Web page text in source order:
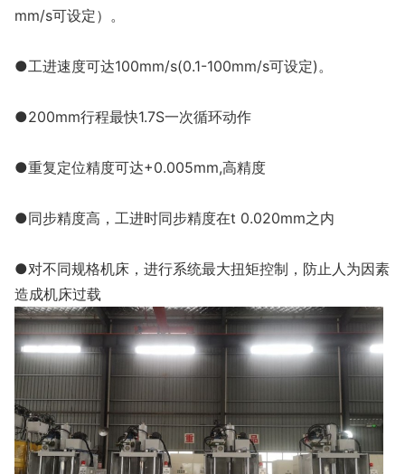
mm/s可设定）。
●工进速度可达100mm/s(0.1-100mm/s可设定)。
●200mm行程最快1.7S一次循环动作
●重复定位精度可达+0.005mm,高精度
●同步精度高，工进时同步精度在t 0.020mm之内
●对不同规格机床，进行系统最大扭矩控制，防止人为因素
造成机床过载